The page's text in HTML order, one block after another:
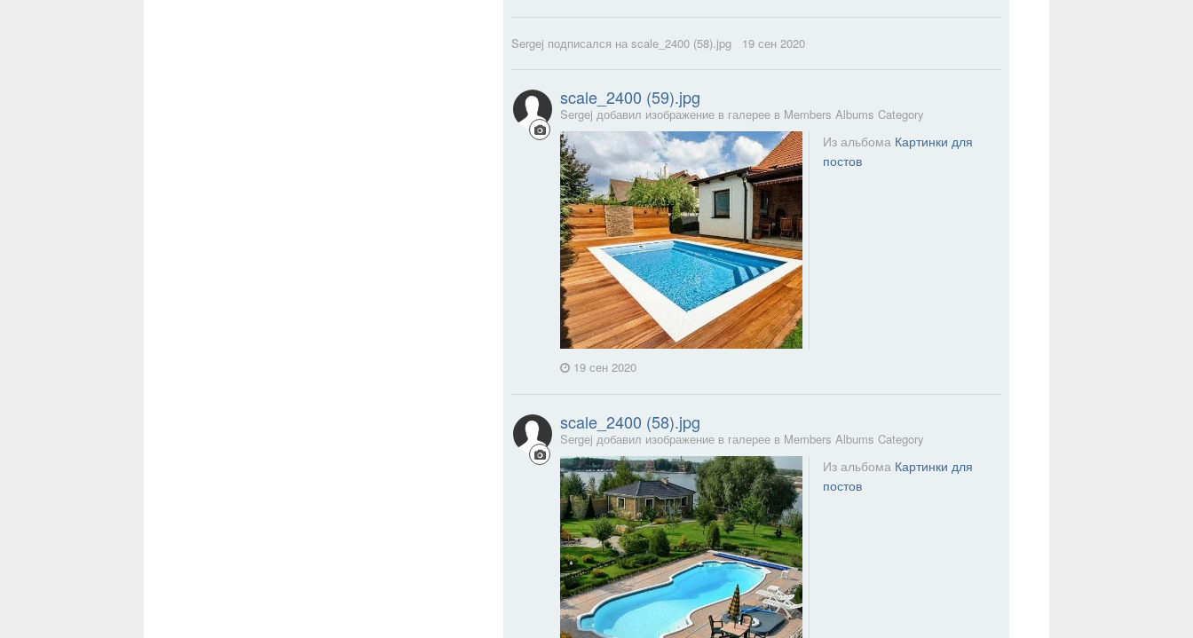
Sergej подписался на scale_2400 (58).jpg 19 сен 2020
scale_2400 (59).jpg
Sergej добавил изображение в галерее в Members Albums Category
Из альбома Картинки для
постов
19 сен 2020
scale_2400 (58).jpg
Sergej добавил изображение в галерее в Members Albums Category
Из альбома Картинки для
постов